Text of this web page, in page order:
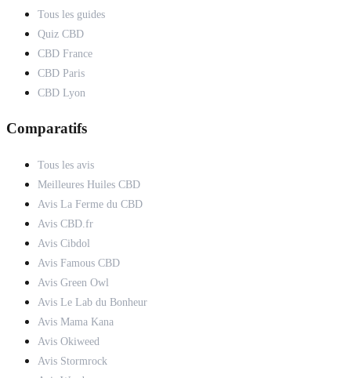
Tous les guides
Quiz CBD
CBD France
CBD Paris
CBD Lyon
Comparatifs
Tous les avis
Meilleures Huiles CBD
Avis La Ferme du CBD
Avis CBD.fr
Avis Cibdol
Avis Famous CBD
Avis Green Owl
Avis Le Lab du Bonheur
Avis Mama Kana
Avis Okiweed
Avis Stormrock